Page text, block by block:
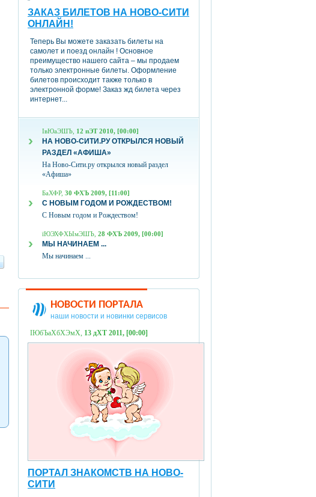
ЗАКАЗ БИЛЕТОВ НА НОВО-СИТИ
ОНЛАЙН!
Теперь Вы можете заказать билеты на
самолет и поезд онлайн ! Основное
преимущество нашего сайта – мы продаем
только электронные билеты. Оформление
билетов происходит также только в
электронной форме! Заказ жд билета через
интернет...
ІвЮаЭШЪ, 12 пЭТ 2010, [00:00]
НА НОВО-СИТИ.РУ ОТКРЫЛСЯ НОВЫЙ
РАЗДЕЛ «АФИША»
На Ново-Сити.ру открылся новый раздел
«Афиша»
БаХФР, 30 ФХЪ 2009, [11:00]
С НОВЫМ ГОДОМ И РОЖДЕСТВОМ!
С Новым годом и Рождеством!
їЮЭХФХЫмЭШЪ, 28 ФХЪ 2009, [00:00]
МЫ НАЧИНАЕМ ...
Мы начинаем ...
НОВОСТИ ПОРТАЛА
наши новости и новинки сервисов
ІЮбЪаХбХЭмХ, 13 дХТ 2011, [00:00]
ПОРТАЛ ЗНАКОМСТВ НА НОВО-
СИТИ